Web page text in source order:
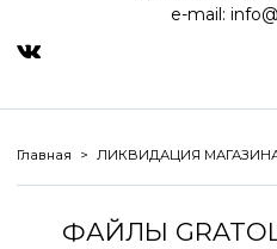
e-mail:
Главная ЛИКВИДАЦИЯ МАГАЗИНА
ФАЙЛЫ